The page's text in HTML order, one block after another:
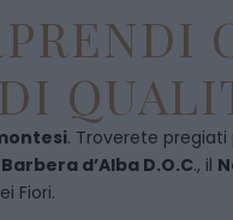
. Troverete
Barbera d’Alba D.O.C., il
Fiori.